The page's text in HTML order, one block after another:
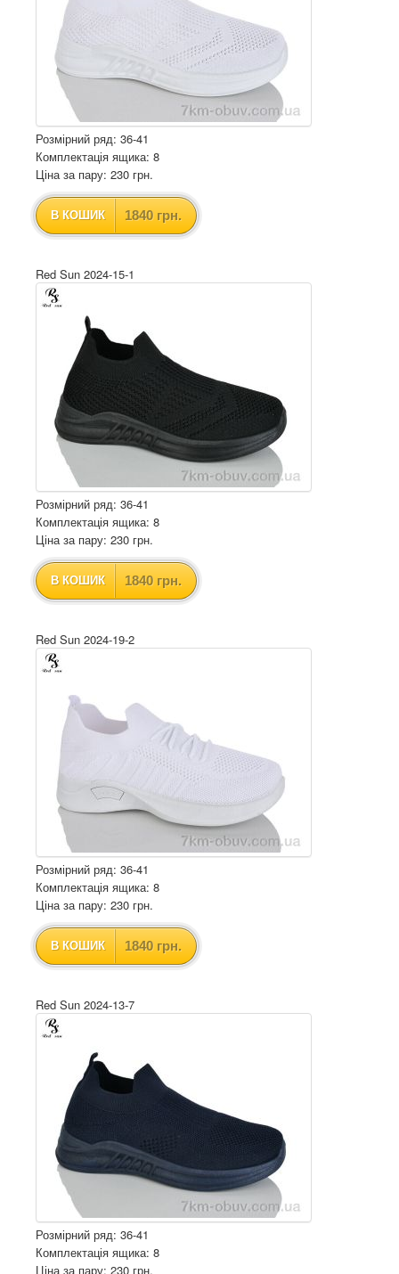
Розмірний ряд: 36-41
Комплектація ящика: 8
Ціна за пару: 230 грн.
В КОШИК 1840 грн.
Red Sun 2024-15-1
Розмірний ряд: 36-41
Комплектація ящика: 8
Ціна за пару: 230 грн.
В КОШИК 1840 грн.
Red Sun 2024-19-2
Розмірний ряд: 36-41
Комплектація ящика: 8
Ціна за пару: 230 грн.
В КОШИК 1840 грн.
Red Sun 2024-13-7
Розмірний ряд: 36-41
Комплектація ящика: 8
Ціна за пару: 230 грн.